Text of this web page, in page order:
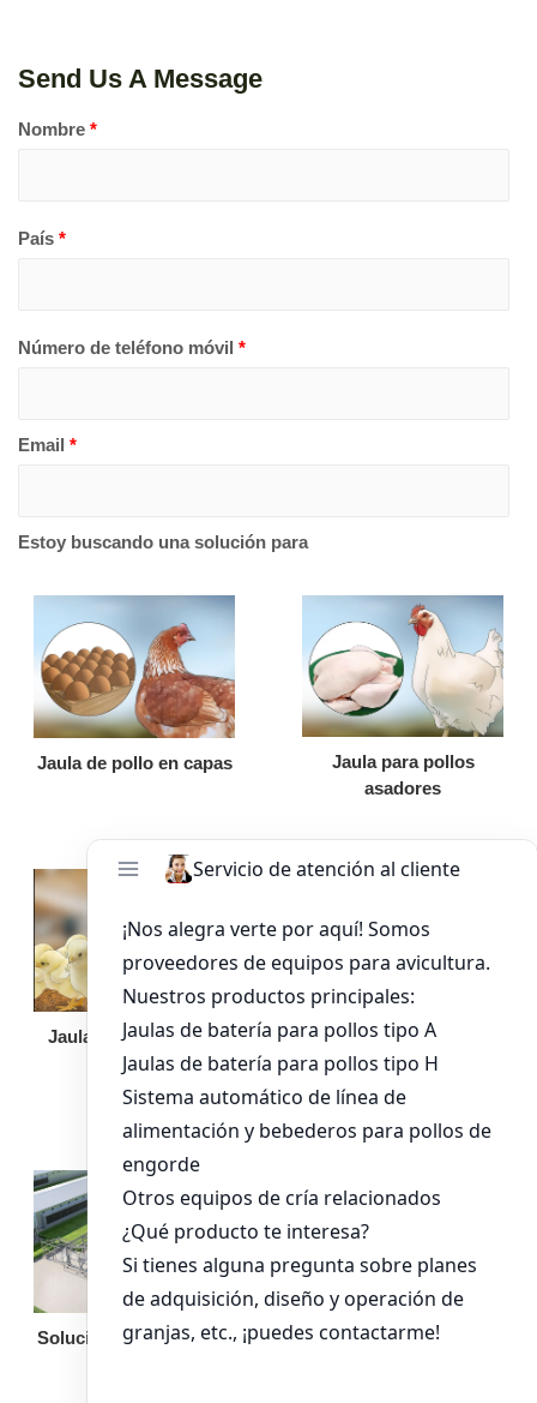
Send Us A Message
Nombre *
País *
Número de teléfono móvil *
Email *
Estoy buscando una solución para
Jaula de pollo en capas
Jaula para pollos
asadores
Jaula de pollo pollita
Bandeja de
alimentación para
pollos de engorde
Solución llave en mano Otro equipo